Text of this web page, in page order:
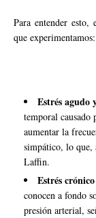
Para entender esto,
que experimentamos:
Estrés agudo
temporal causado
aumentar la
simpático, lo que,
Laffin.
Estrés
conocen a fondo
presión arterial,